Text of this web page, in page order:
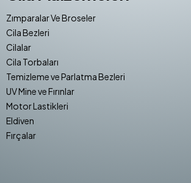
Zımparalar Ve Broseler
Cila Bezleri
Cilalar
Cila Torbaları
Temizleme ve Parlatma Bezleri
UV Mine ve Fırınlar
Motor Lastikleri
Eldiven
Fırçalar